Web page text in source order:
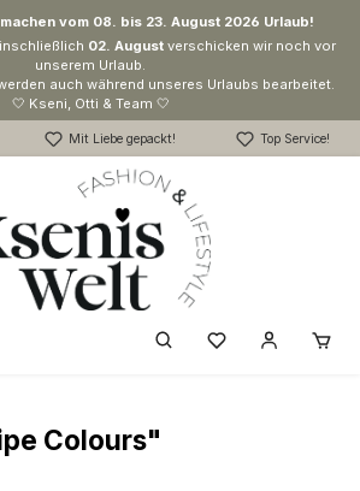
vom 08. bis 23. August 2026 Urlaub!
02. August verschicken wir noch vor
unserem Urlaub.
auch während unseres Urlaubs bearbeitet.
🤍 Kseni, Otti & Team 🤍
Mit Liebe gepackt! Top Service!
Du hast 0
Colours"